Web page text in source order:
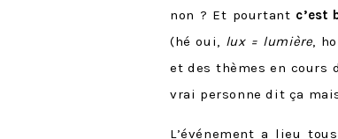
non ? Et pourtant c’est
(hé oui, lux = lumière,
et des thèmes en cours
vrai personne dit ça
L’événement a lieu